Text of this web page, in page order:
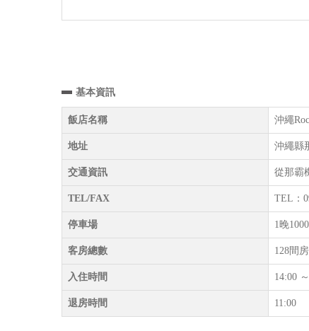
基本資訊
飯店名稱 沖繩
地址 沖繩縣
交通資訊 從那霸
TEL/FAX TEL：
停車場 1晚
客房總數 128間
入住時間 14:00
退房時間 11:00